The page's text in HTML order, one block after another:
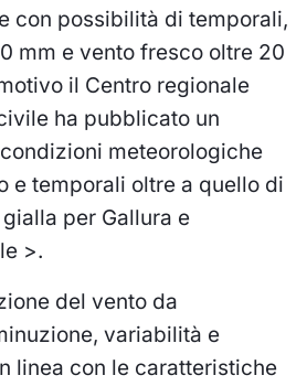
con possibilità di temporali,
mm e vento fresco oltre 20
il Centro regionale
ha pubblicato un
meteorologiche
e temporali oltre a quello di
per Gallura e
>.
del vento da
variabilità e
linea con le caratteristiche